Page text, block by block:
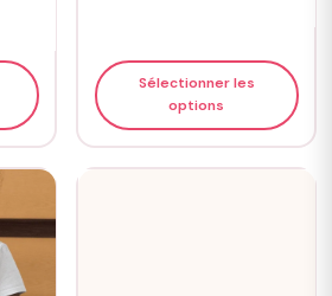
Sélectionner les
options